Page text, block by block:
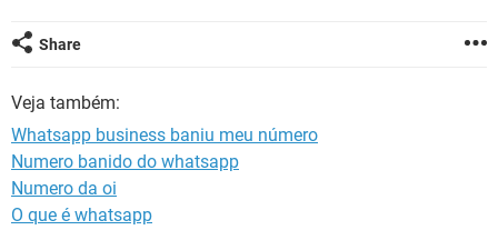
Share
Veja também:
Whatsapp business baniu meu número
Numero banido do whatsapp
Numero da oi
O que é whatsapp